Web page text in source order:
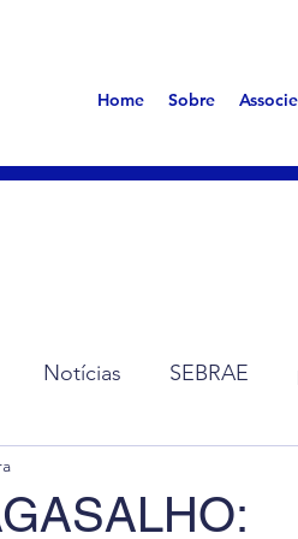
Home Sobre
Notícias SEBRAE